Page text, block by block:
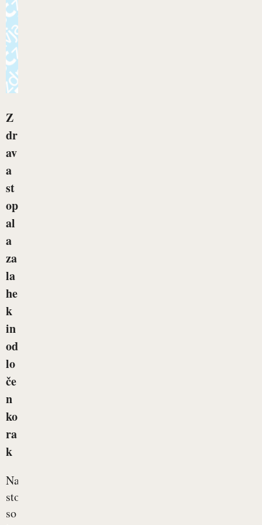
Z
dr
av
a
st
op
al
a
za
la
he
k
in
od
lo
če
n
ko
ra
k
Naša
stopala
so